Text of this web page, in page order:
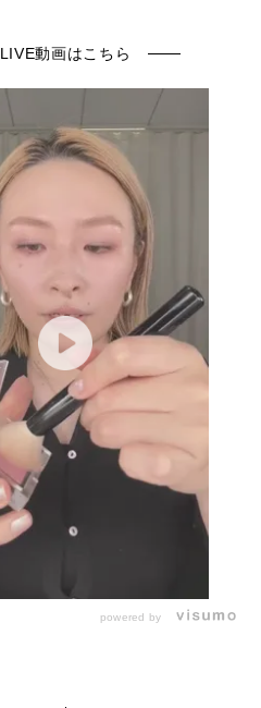
LIVE動画はこちら
powered by